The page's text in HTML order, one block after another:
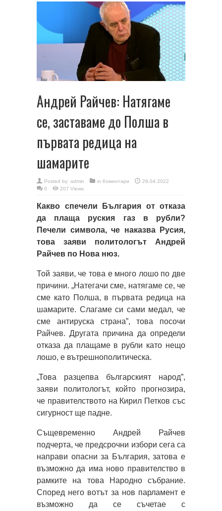
Андрей Райчев: Натягаме
се, заставаме до Полша в
първата редица на
шамарите
Posted by: admin in Коментари
29.04.2022
0
207 Views
Какво спечели България от отказа
да плаща руския газ в рубли?
Печели символа, че наказва Русия,
това заяви политологът Андрей
Райчев по Нова нюз.
Той заяви, че това е много лошо по две
причини. „Натегачи сме, натягаме се, че
сме като Полша, в първата редица на
шамарите. Слагаме си сами медал, че
сме антируска страна”, това посочи
Райчев. Другата причина да определи
отказа да плащаме в рубли като нещо
лошо, е вътрешнополитическа.
„Това разцепва българският народ”,
заяви политологът, който прогнозира,
че правителството на Кирил Петков със
сигурност ще падне.
Същевременно Андрей Райчев
подчерта, че предсрочни избори сега са
направи опасни за България, затова е
възможно да има ново правителство в
рамките на това Народно събрание.
Според него вотът за нов парламент е
възможно да се съчетае с